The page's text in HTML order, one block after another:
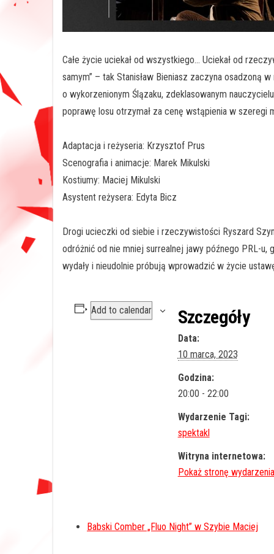
Całe życie uciekał od wszystkiego… Uciekał od
samym” – tak Stanisław Bieniasz zaczyna osadzoną
o wykorzenionym Ślązaku, zdeklasowanym
poprawę losu otrzymał za cenę wstąpienia w szeregi
Adaptacja i reżyseria: Krzysztof Prus
Scenografia i animacje: Marek Mikulski
Kostiumy: Maciej Mikulski
Asystent reżysera: Edyta Bicz
Drogi ucieczki od siebie i rzeczywistości Ryszard
odróżnić od nie mniej surrealnej jawy późnego PRL-
wydały i nieudolnie próbują wprowadzić w życie
Add to calendar Szczegóły
Data:
10 marca, 2023
Godzina:
20:00 - 22:00
Wydarzenie Tagi:
spektakl
Witryna internetowa:
Babski Comber „Fluo Night” w Szybie Maciej